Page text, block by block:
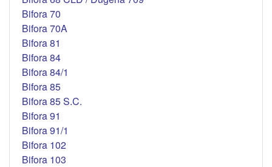
Bifora 70
Bifora 70A
Bifora 81
Bifora 84
Bifora 84/1
Bifora 85
Bifora 85 S.C.
Bifora 91
Bifora 91/1
Bifora 102
Bifora 103